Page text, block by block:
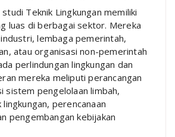
Teknik Lingkungan memiliki
luas di berbagai sektor. Mereka
lembaga pemerintah,
atau organisasi non-pemerintah
perlindungan lingkungan dan
mereka meliputi perancangan
sistem pengelolaan limbah,
perencanaan
pengembangan kebijakan